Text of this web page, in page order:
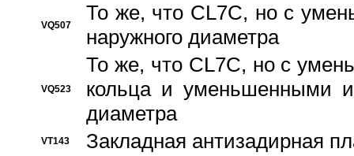
VQ507
То же, что CL7C, но с
наружного диаметра
VQ523
То же, что CL7C, но с
кольца и уменьшенными
диаметра
VT143 Закладная антизадирная